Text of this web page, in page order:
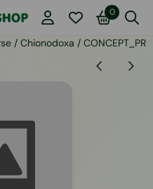
actuellement fermées.
0
/ Chionodoxa /